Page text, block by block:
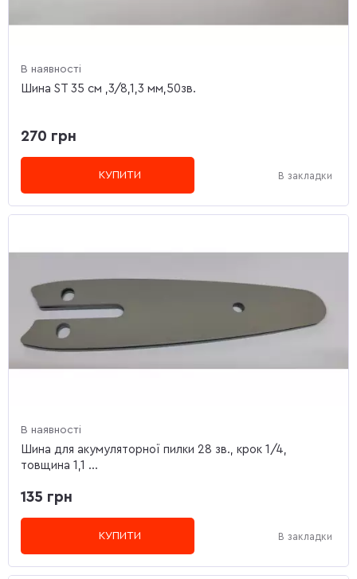
В наявності
Шина ST 35 см ,3/8,1,3 мм,50зв.
270 грн
КУПИТИ В закладки
В наявності
Шина для акумуляторної пилки 28 зв., крок 1/4,
товщина 1,1 ...
135 грн
КУПИТИ В закладки